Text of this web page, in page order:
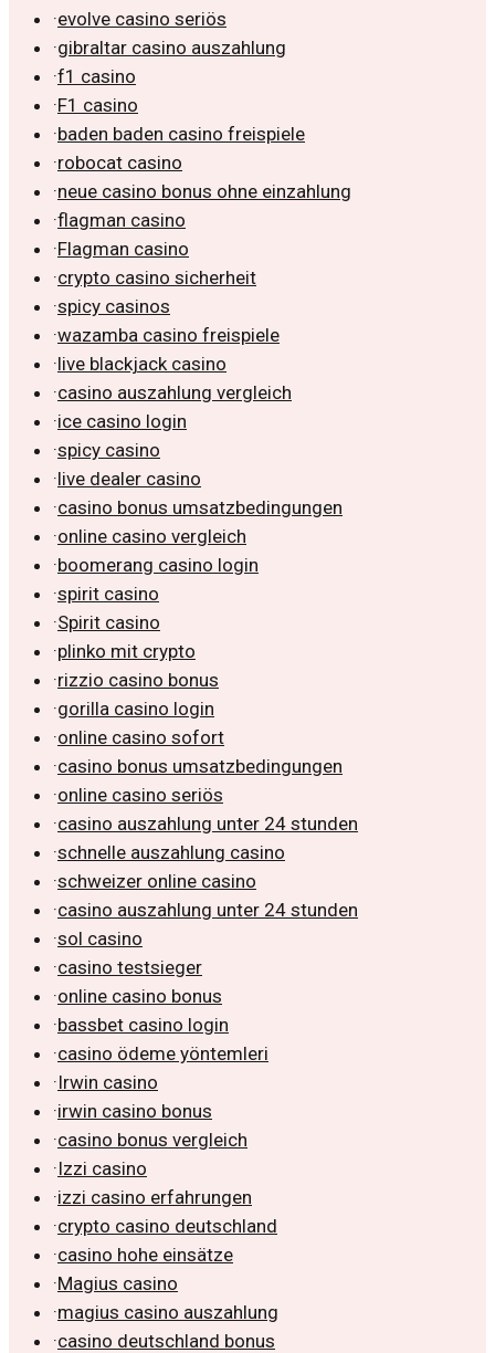
·evolve casino seriös
·gibraltar casino auszahlung
·f1 casino
·F1 casino
·baden baden casino freispiele
·robocat casino
·neue casino bonus ohne einzahlung
·flagman casino
·Flagman casino
·crypto casino sicherheit
·spicy casinos
·wazamba casino freispiele
·live blackjack casino
·casino auszahlung vergleich
·ice casino login
·spicy casino
·live dealer casino
·casino bonus umsatzbedingungen
·online casino vergleich
·boomerang casino login
·spirit casino
·Spirit casino
·plinko mit crypto
·rizzio casino bonus
·gorilla casino login
·online casino sofort
·casino bonus umsatzbedingungen
·online casino seriös
·casino auszahlung unter 24 stunden
·schnelle auszahlung casino
·schweizer online casino
·casino auszahlung unter 24 stunden
·sol casino
·casino testsieger
·online casino bonus
·bassbet casino login
·casino ödeme yöntemleri
·Irwin casino
·irwin casino bonus
·casino bonus vergleich
·Izzi casino
·izzi casino erfahrungen
·crypto casino deutschland
·casino hohe einsätze
·Magius casino
·magius casino auszahlung
·casino deutschland bonus